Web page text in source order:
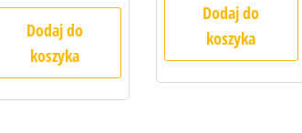
Dodaj do
koszyka
Dodaj do
koszyka